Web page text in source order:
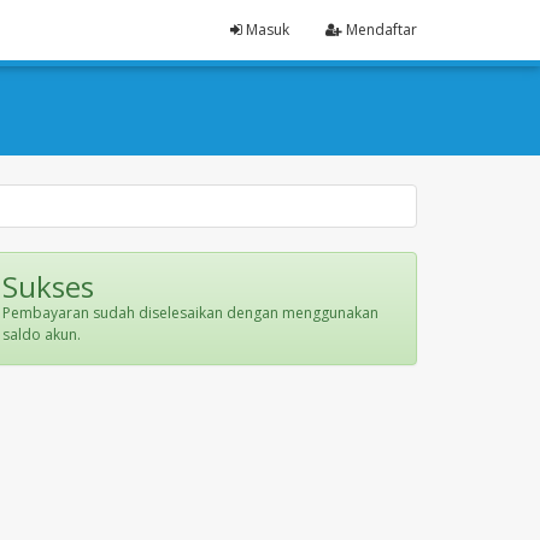
Masuk Mendaftar
Sukses
Pembayaran sudah diselesaikan dengan menggunakan
saldo akun.